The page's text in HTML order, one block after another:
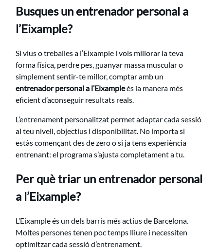
Busques un entrenador personal a
l’Eixample?
Si vius o treballes a l’Eixample i vols millorar la teva
forma física, perdre pes, guanyar massa muscular o
simplement sentir-te millor, comptar amb un
entrenador personal a l’Eixampleés la manera més
eficient d’aconseguir resultats reals.
L’entrenament personalitzat permet adaptar cada sessió
al teu nivell, objectius i disponibilitat. No importa si
estàs començant des de zero o si ja tens experiència
entrenant: el programa s’ajusta completament a tu.
Per què triar un entrenador personal
a l’Eixample?
L’Eixample és un dels barris més actius de Barcelona.
Moltes persones tenen poc temps lliure i necessiten
optimitzar cada sessió d’entrenament.